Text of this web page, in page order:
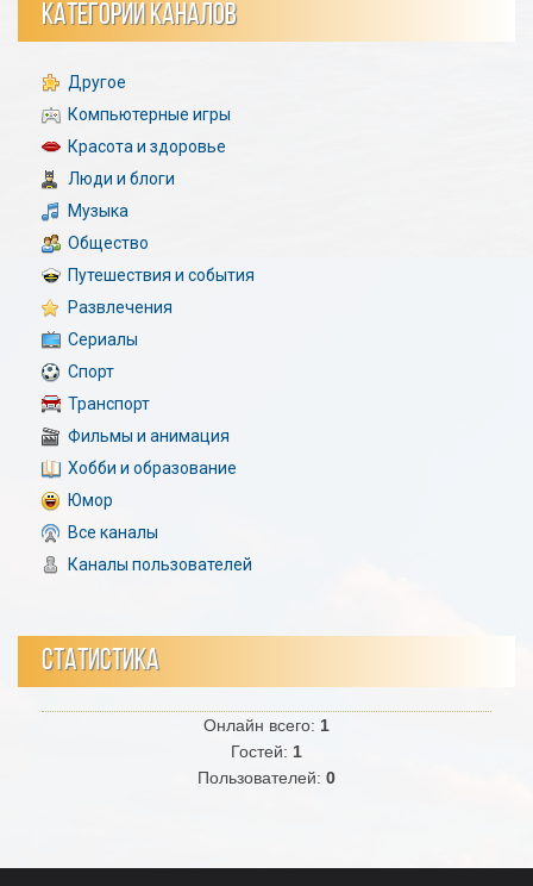
КАТЕГОРИИ КАНАЛОВ
Другое
Компьютерные игры
Красота и здоровье
Люди и блоги
Музыка
Общество
Путешествия и события
Развлечения
Сериалы
Спорт
Транспорт
Фильмы и анимация
Хобби и образование
Юмор
Все каналы
Каналы пользователей
СТАТИСТИКА
Онлайн всего: 1
Гостей: 1
Пользователей: 0